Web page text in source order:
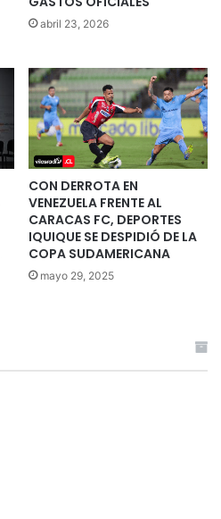
abril 23, 2026
CON DERROTA EN
VENEZUELA FRENTE AL
CARACAS FC, DEPORTES
IQUIQUE SE DESPIDIÓ DE LA
COPA SUDAMERICANA
mayo 29, 2025